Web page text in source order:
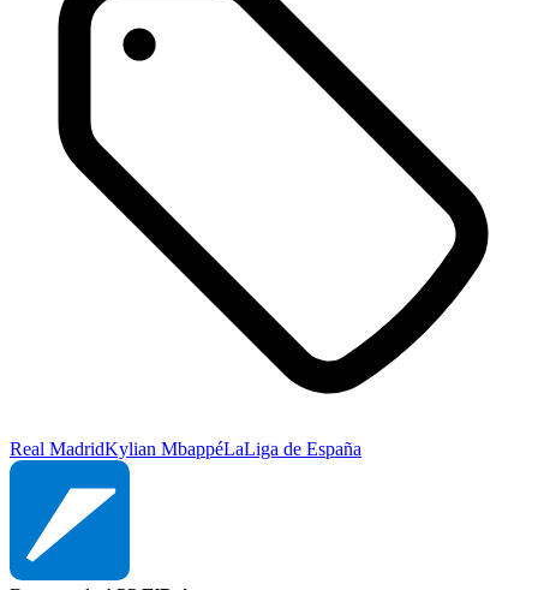
Real MadridKylian MbappéLaLiga de España